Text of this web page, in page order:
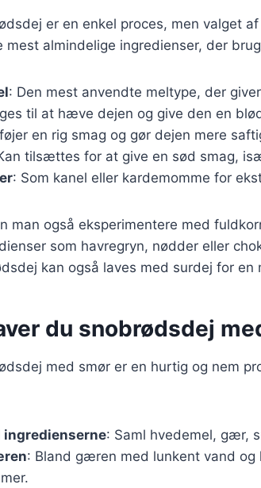
er en enkel proces, men valget
mest almindelige ingredienser, der
: Den mest anvendte meltype, der
til at hæve dejen og give den en
en rig smag og gør dejen mere
tilsættes for at give en sød smag,
: Som kanel eller kardemomme for
man også eksperimentere med
som havregryn, nødder eller
kan også laves med surdej for en
du snobrødsdej
med smør er en hurtig og nem
ingredienserne: Saml hvedemel, gær,
: Bland gæren med lunkent vand